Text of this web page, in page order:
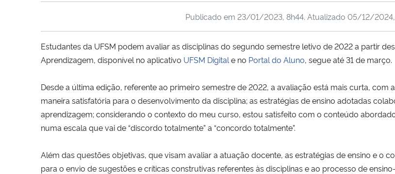
Publicado em 23/01/2023, 8h44. Atualizado 05/12/2024,
Estudantes da UFSM podem avaliar as disciplinas do segundo semestre letivo de 2022 a partir
Aprendizagem, disponível no aplicativo UFSM Digital e no Portal do Aluno, segue até 31 de março.
Desde a última edição, referente ao primeiro semestre de 2022, a avaliação está mais curta,
maneira satisfatória para o desenvolvimento da disciplina; as estratégias de ensino adotadas
aprendizagem; considerando o contexto do meu curso, estou satisfeito com o conteúdo
numa escala que vai de “discordo totalmente” a “concordo totalmente”.
Além das questões objetivas, que visam avaliar a atuação docente, as estratégias de ensino e o
para o envio de sugestões e críticas construtivas referentes às disciplinas e ao processo de